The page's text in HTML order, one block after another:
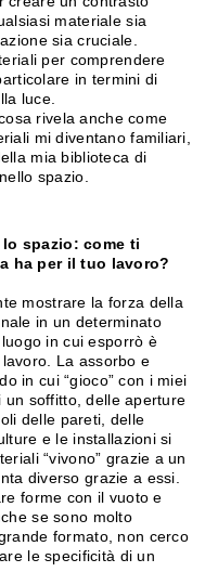
materiale sia
sia cruciale.
per comprendere
in termini di
luce.
rivela anche come
mi diventano familiari,
mia biblioteca di
spazio.
spazio: come ti
ha per il tuo lavoro?
mostrare la forza della
in un determinato
in cui esporrò è
La assorbo e
in cui “gioco” con i miei
un soffitto, delle aperture
delle pareti, delle
e le installazioni si
“vivono” grazie a un
diverso grazie a essi.
forme con il vuoto e
se sono molto
formato, non cerco
le specificità di un